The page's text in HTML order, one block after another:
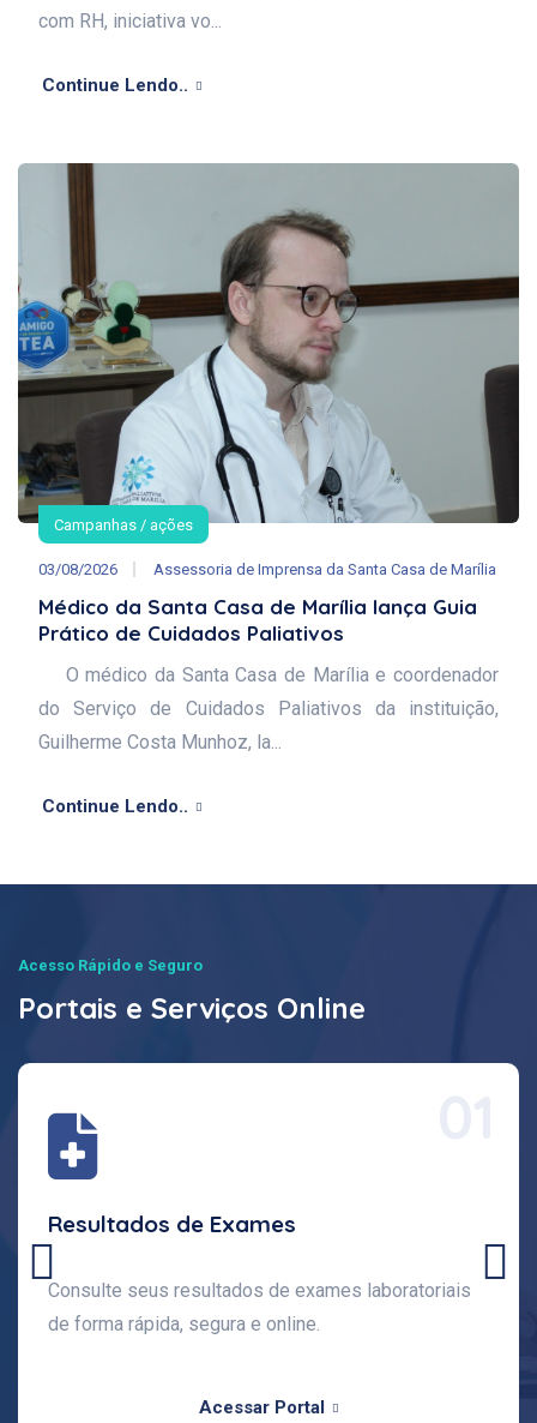
com RH, iniciativa vo...
Continue Lendo..
Campanhas / ações
03/08/2026 Assessoria de Imprensa da Santa Casa de Marília
Médico da Santa Casa de Marília lança Guia
Prático de Cuidados Paliativos
O médico da Santa Casa de Marília e coordenador
do Serviço de Cuidados Paliativos da instituição,
Guilherme Costa Munhoz, la...
Continue Lendo..
Acesso Rápido e Seguro
Portais e Serviços Online
Resultados de Exames
Consulte seus resultados de exames laboratoriais
de forma rápida, segura e online.
Acessar Portal